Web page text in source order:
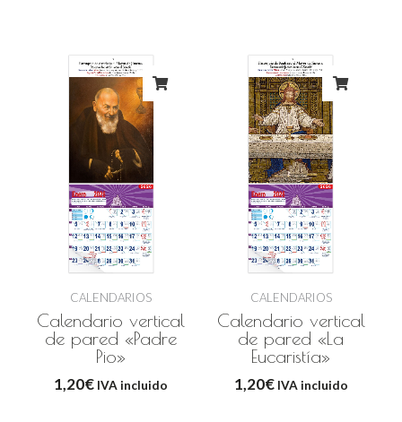
CALENDARIOS
Calendario vertical
de pared «Padre
Pio»
1,20€ IVA incluido
CALENDARIOS
Calendario vertical
de pared «La
Eucaristía»
1,20€ IVA incluido